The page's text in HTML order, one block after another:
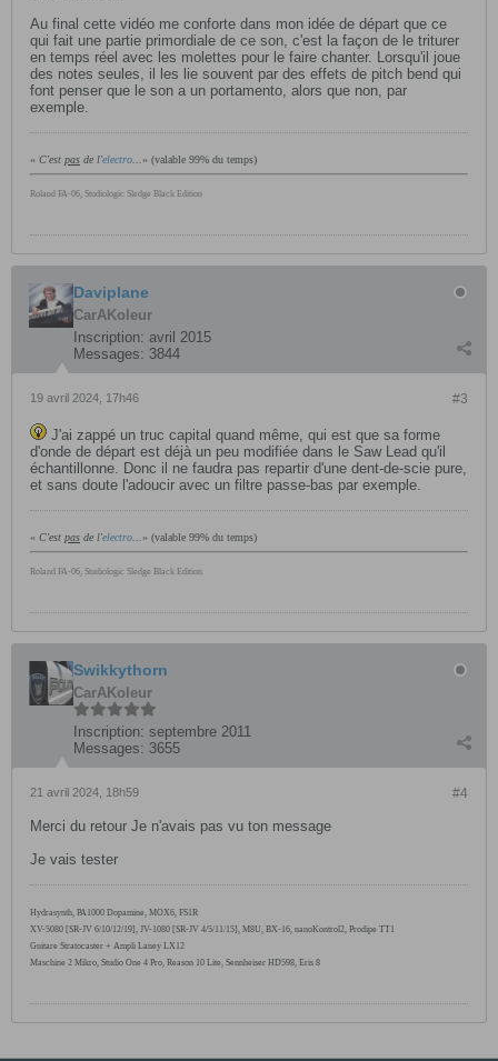
Au final cette vidéo me conforte dans mon idée de départ que ce
qui fait une partie primordiale de ce son, c'est la façon de le triturer
en temps réel avec les molettes pour le faire chanter. Lorsqu'il joue
des notes seules, il les lie souvent par des effets de pitch bend qui
font penser que le son a un portamento, alors que non, par
exemple.
« C'est pas de l'electro » (valable 99% du temps)
Roland FA-06, Studiologic Sledge Black Edition
Daviplane
CarAKoleur
Inscription: avril 2015
Messages: 3844
#3
19 avril 2024, 17h46
J'ai zappé un truc capital quand même, qui est que sa forme
d'onde de départ est déjà un peu modifiée dans le Saw Lead qu'il
échantillonne. Donc il ne faudra pas repartir d'une dent-de-scie pure,
et sans doute l'adoucir avec un filtre passe-bas par exemple.
« C'est pas de l'electro » (valable 99% du temps)
Roland FA-06, Studiologic Sledge Black Edition
Swikkythorn
CarAKoleur
Inscription: septembre 2011
Messages: 3655
#4
21 avril 2024, 18h59
Merci du retour Je n'avais pas vu ton message
Je vais tester
Hydrasynth, PA1000 Dopamine, MOX6, FS1R
XV-5080 [SR-JV 6/10/12/19], JV-1080 [SR-JV 4/5/11/15], M8U, BX-16, nanoKontrol2, Prodipe TT1
Guitare Stratocaster + Ampli Laney LX12
Maschine 2 Mikro, Studio One 4 Pro, Reason 10 Lite, Sennheiser HD598, Eris 8